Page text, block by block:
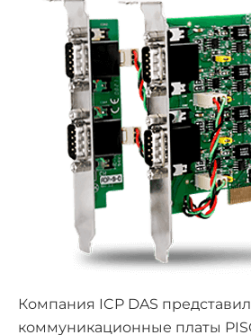
Компания ICP DAS
коммуникационные платы